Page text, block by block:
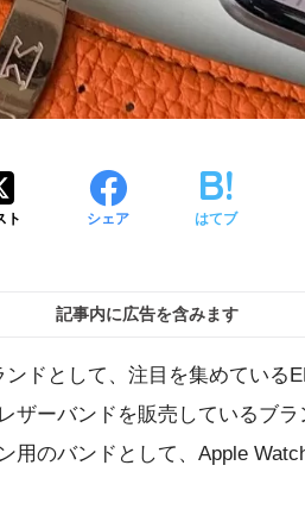
ト シェア はてブ
記事内に広告を含みます
ドとして、注目を集めている
ザーバンドを販売しているブ
用のバンドとして、Apple